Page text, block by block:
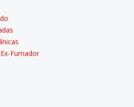
Fumador